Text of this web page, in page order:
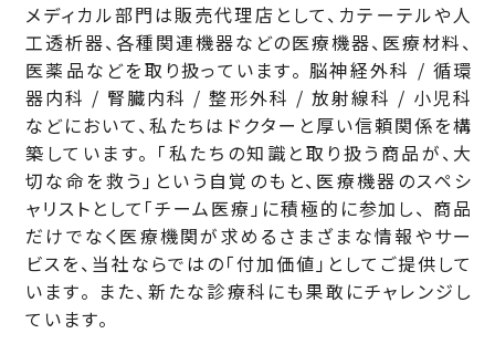
メディカル部門は販売代理店として、カテーテルや人
工透析器、各種関連機器などの医療機器、医療材料、
医薬品などを取り扱っています。 脳神経外科 / 循環
器内科 / 腎臓内科 / 整形外科 / 放射線科 / 小児科
などにおいて、私たちはドクターと厚い信頼関係を構
築しています。 「私たちの知識と取り扱う商品が、大
切な命を救う」という自覚のもと、医療機器のスペシ
ャリストとして「チーム医療」に積極的に参加し、 商品
だけでなく医療機関が求めるさまざまな情報やサー
ビスを、当社ならではの「付加価値」としてご提供して
います。 また、新たな診療科にも果敢にチャレンジし
ています。